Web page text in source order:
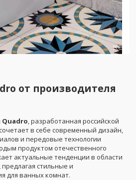
от производителя
Quadro, разработанная российской
в себе современный дизайн,
и передовые технологии
продуктом отечественного
актуальные тенденции в области
стильные и
для ванных комнат.